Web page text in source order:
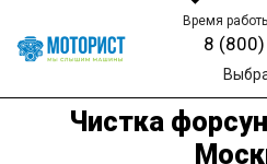
Время
8
Чистка